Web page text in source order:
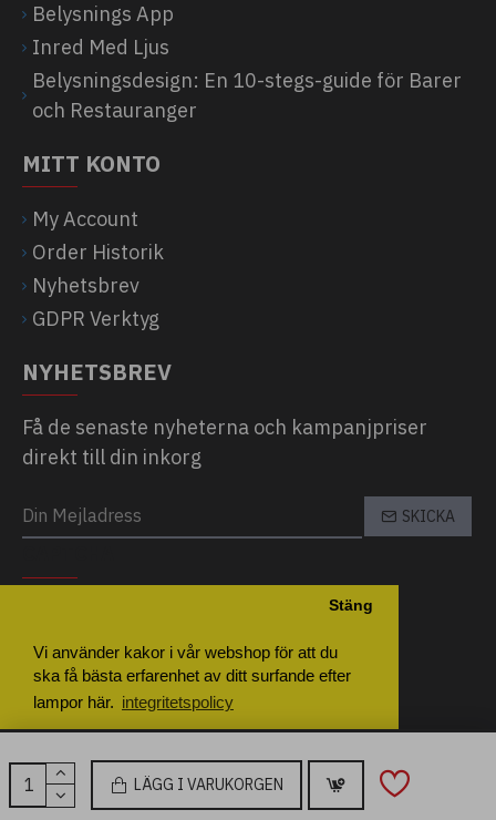
Vi använder kakor i vår webshop för att du
ska få bästa erfarenhet av ditt surfande efter
lampor här. integritetspolicy
Stäng
Inställningar Godkänn Alla
LÄGG I VARUKORGEN
Belysnings App
Inred Med Ljus
Belysningsdesign: En 10-stegs-guide för Barer
och Restauranger
MITT KONTO
My Account
Order Historik
Nyhetsbrev
GDPR Verktyg
NYHETSBREV
Få de senaste nyheterna och kampanjpriser
direkt till din inkorg
SKICKA
Copyright © 2026, LampKompaniet, All Rights Reserved